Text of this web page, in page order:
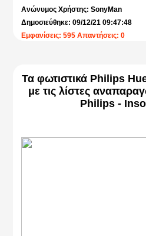
Ανώνυμος Χρήστης: SonyMan
Δημοσιεύθηκε: 09/12/21 09:47:48
Εμφανίσεις: 595 Απαντήσεις: 0
Τα φωτιστικά Philips
με τις λίστες
Philips -